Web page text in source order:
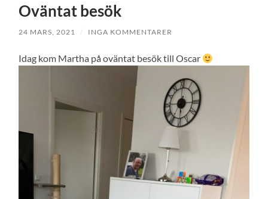
Oväntat besök
24 MARS, 2021 / INGA KOMMENTARER
Idag kom Martha på oväntat besök till Oscar